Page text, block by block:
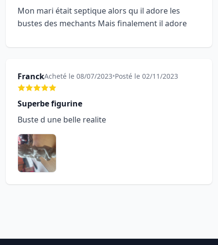
Mon mari était septique alors qu il adore les
bustes des mechants Mais finalement il adore
FranckAcheté le 08/07/2023•Posté le 02/11/2023
Superbe figurine
Buste d une belle realite